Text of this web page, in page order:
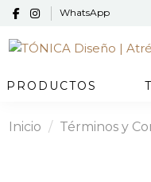
WhatsApp
PRODUCTOS
Inicio Términos y